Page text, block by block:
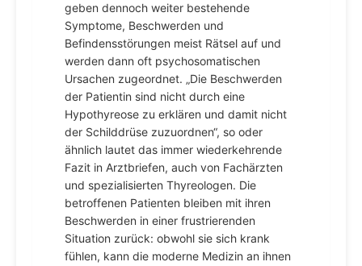
geben dennoch weiter bestehende
Symptome, Beschwerden und
Befindensstörungen meist Rätsel auf und
werden dann oft psychosomatischen
Ursachen zugeordnet. „Die Beschwerden
der Patientin sind nicht durch eine
Hypothyreose zu erklären und damit nicht
der Schilddrüse zuzuordnen“, so oder
ähnlich lautet das immer wiederkehrende
Fazit in Arztbriefen, auch von Fachärzten
und spezialisierten Thyreologen. Die
betroffenen Patienten bleiben mit ihren
Beschwerden in einer frustrierenden
Situation zurück: obwohl sie sich krank
fühlen, kann die moderne Medizin an ihnen